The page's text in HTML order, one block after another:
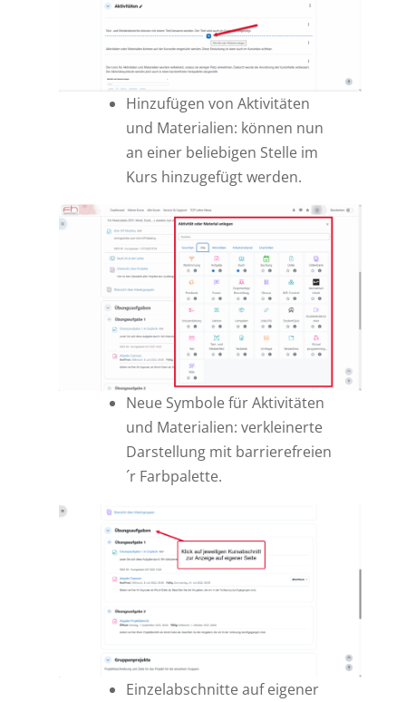
Hinzufügen von Aktivitäten
und Materialien: können nun
an einer beliebigen Stelle im
Kurs hinzugefügt werden.
Neue Symbole für Aktivitäten
und Materialien: verkleinerte
Darstellung mit barrierefreien
´r Farbpalette.
Einzelabschnitte auf eigener